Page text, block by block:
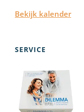
Bekijk kalender
SERVICE